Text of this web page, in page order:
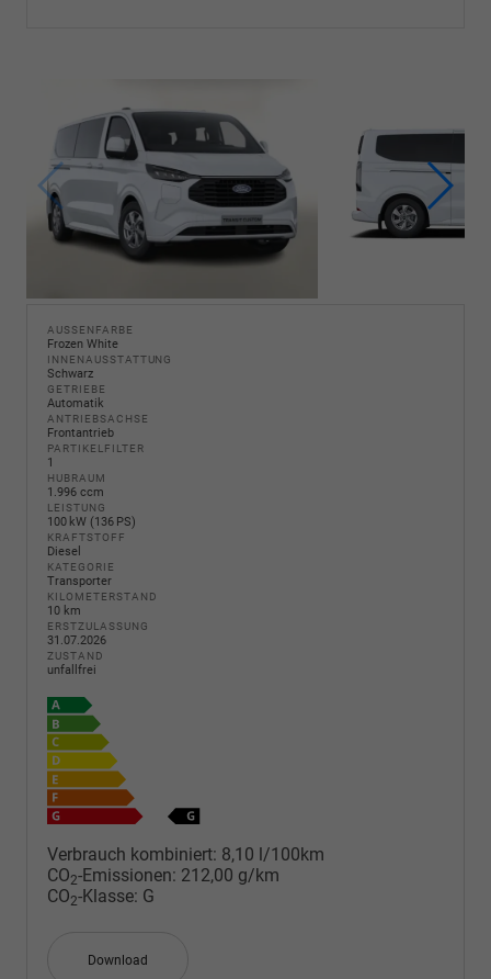
AUSSENFARBE
Frozen White
INNENAUSSTATTUNG
Schwarz
GETRIEBE
Automatik
ANTRIEBSACHSE
Frontantrieb
PARTIKELFILTER
1
HUBRAUM
1.996 ccm
LEISTUNG
100 kW (136 PS)
KRAFTSTOFF
Diesel
KATEGORIE
Transporter
KILOMETERSTAND
10 km
ERSTZULASSUNG
31.07.2026
ZUSTAND
unfallfrei
Verbrauch kombiniert: 8,10 l/100km
CO2-Emissionen: 212,00 g/km
CO2-Klasse: G
Download